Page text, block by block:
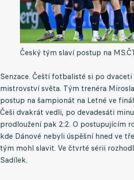
Český tým slaví postup na MS.
Senzace. Čeští fotbalisté si po
mistrovství světa. Tým trenéra
postup na šampionát na Letné ve
Češi dvakrát vedli, po devadesáti
prodloužení pak 2:2. O postupujícím
kde Dánové nebyli úspěšní hned ve
tým mohl slavit. Ve čtvrté sérii
Sadílek.